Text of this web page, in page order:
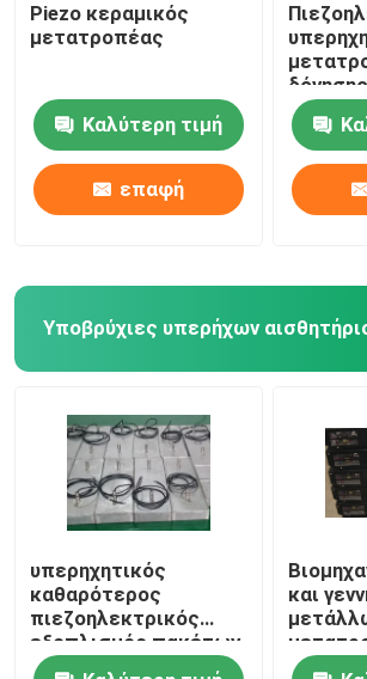
Piezo κεραμικός
μετατροπέας
Καλύτερη τιμή
επαφή
δόνησης
Υποβρύχιες υπερήχων
υπερηχητικός
καθαρότερος
πιεζοηλεκτρικός
εξοπλισμός πακέτων
μετατροπέων 2kw
και